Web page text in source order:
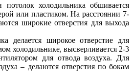
холодильника обшивается
или пластиком. На расстоянии 7-
широкие отверстия для выхода
делается широкое отверстие для
холодильнике, высверливается 2-3
для отвода воздуха. Для
– делаются отверстия по бокам